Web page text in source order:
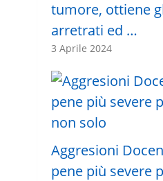
tumore, ottiene
arretrati ed …
3 Aprile 2024
Aggresioni
pene più severe